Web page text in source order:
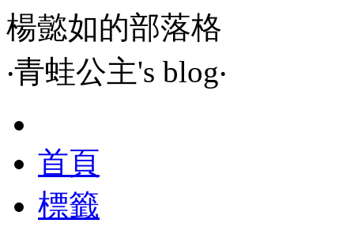
楊懿如的部落格
‧青蛙公主's blog‧
首頁
標籤